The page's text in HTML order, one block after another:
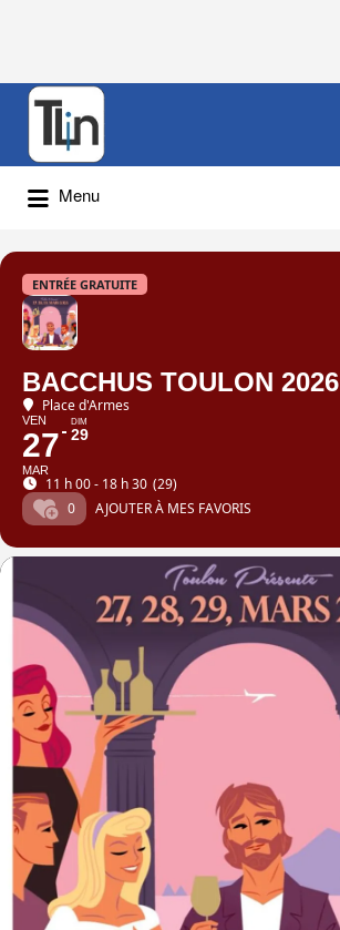
Rechercher
Menu
ENTRÉE GRATUITE
BACCHUS TOULON 2026
Place d'Armes
VEN
27
MAR
DIM
29
11 h 00 - 18 h 30 (29)
0
AJOUTER À MES FAVORIS